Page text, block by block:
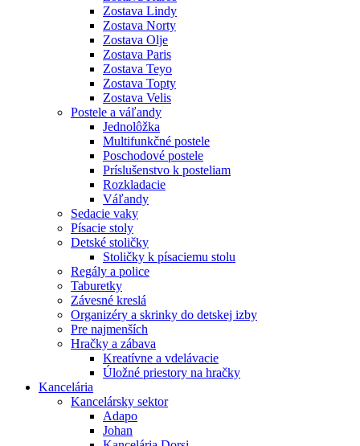
Zostava Lindy
Zostava Norty
Zostava Olje
Zostava Paris
Zostava Teyo
Zostava Topty
Zostava Velis
Postele a váľandy
Jednolôžka
Multifunkčné postele
Poschodové postele
Príslušenstvo k posteliam
Rozkladacie
Váľandy
Sedacie vaky
Písacie stoly
Detské stoličky
Stoličky k písaciemu stolu
Regály a police
Taburetky
Závesné kreslá
Organizéry a skrinky do detskej izby
Pre najmenších
Hračky a zábava
Kreatívne a vdelávacie
Úložné priestory na hračky
Kancelária
Kancelársky sektor
Adapo
Johan